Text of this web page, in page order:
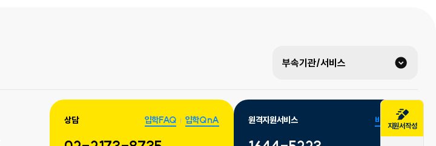
부속기관/서비스
상담 입학FAQ 입학QnA 원격지원서비스 바로가기
지원서작성